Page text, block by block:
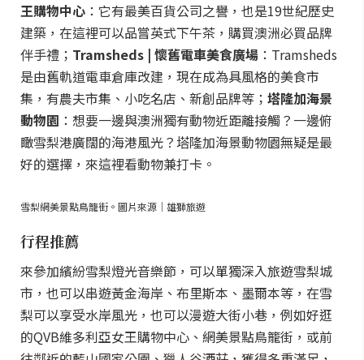
王購物中心 ：它有最美百貨公司之譽，也是19世紀歷史
建築，在這裡可以品嘗英式下午茶，購買澳洲必買品牌
伴手禮； Tramsheds | 懷舊電車美食廣場 ：Tramsheds
是由舊軌道電車倉庫改建，現在成為具風格的美食市
集，有農夫市集、小吃名店、新創品牌等； 塔隆加海景
動物園 ：想要一邊與澳洲獨有動物近距離接觸？一邊俯
瞰雪梨港廣闊的海港風光？塔隆加海景動物園無疑是最
好的選擇，來這裡看動物兼打卡。
雪梨網美景點鳥籠街。圖片來源｜雄獅旅遊
行程推薦
來參加繽紛雪梨燈光音樂節，可以單獨深入旅遊雪梨城
市，也可以串遊黃金海岸、布里斯本、墨爾本等，在雪
梨可以享受水岸風光，也可以漫遊大街小巷，例如好逛
的QVB維多利亞女王購物中心、網美景點鳥籠街，或前